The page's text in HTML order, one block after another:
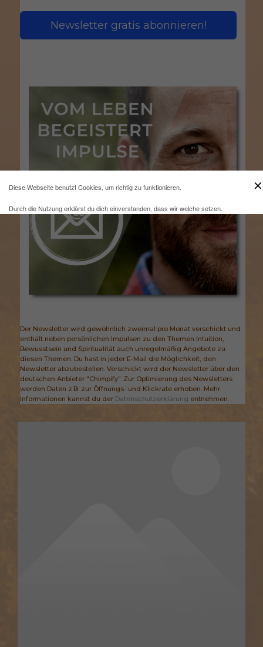
Newsletter gratis abonnieren!
Der Newsletter wird gewöhnlich zweimal pro Monat verschickt und
enthält neben persönlichen Impulsen zu den Themen Intuition,
Bewusstsein und Spiritualität auch unregelmäßig Angebote zu
diesen Themen. Du hast in jeder E-Mail die Möglichkeit, den
Newsletter abzubestellen. Verschickt wird der Newsletter über den
deutschen Anbieter "Chimpify". Zur Optimierung des Newsletters
werden Daten z.B. zur Öffnungs- und Klickrate erhoben. Mehr
Informationen kannst du der Datenschutzerklärung entnehmen.
✕
Diese Webseite benutzt Cookies, um richtig zu funktionieren.
Durch die Nutzung erklärst du dich einverstanden, dass wir welche setzen.
Mehr Infos und eine Opt-out-Möglichkeit findest du